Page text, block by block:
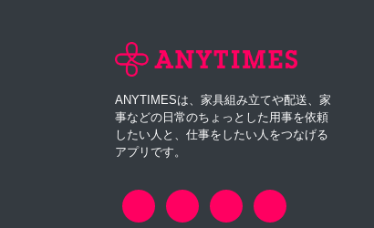
ANYTIMESは、家具組み立てや配送、家
事などの日常のちょっとした用事を依頼
したい人と、仕事をしたい人をつなげる
アプリです。